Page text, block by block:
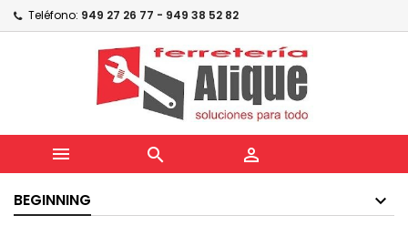
Teléfono: 949 27 26 77 - 949 38 52 82
  
BEGINNING